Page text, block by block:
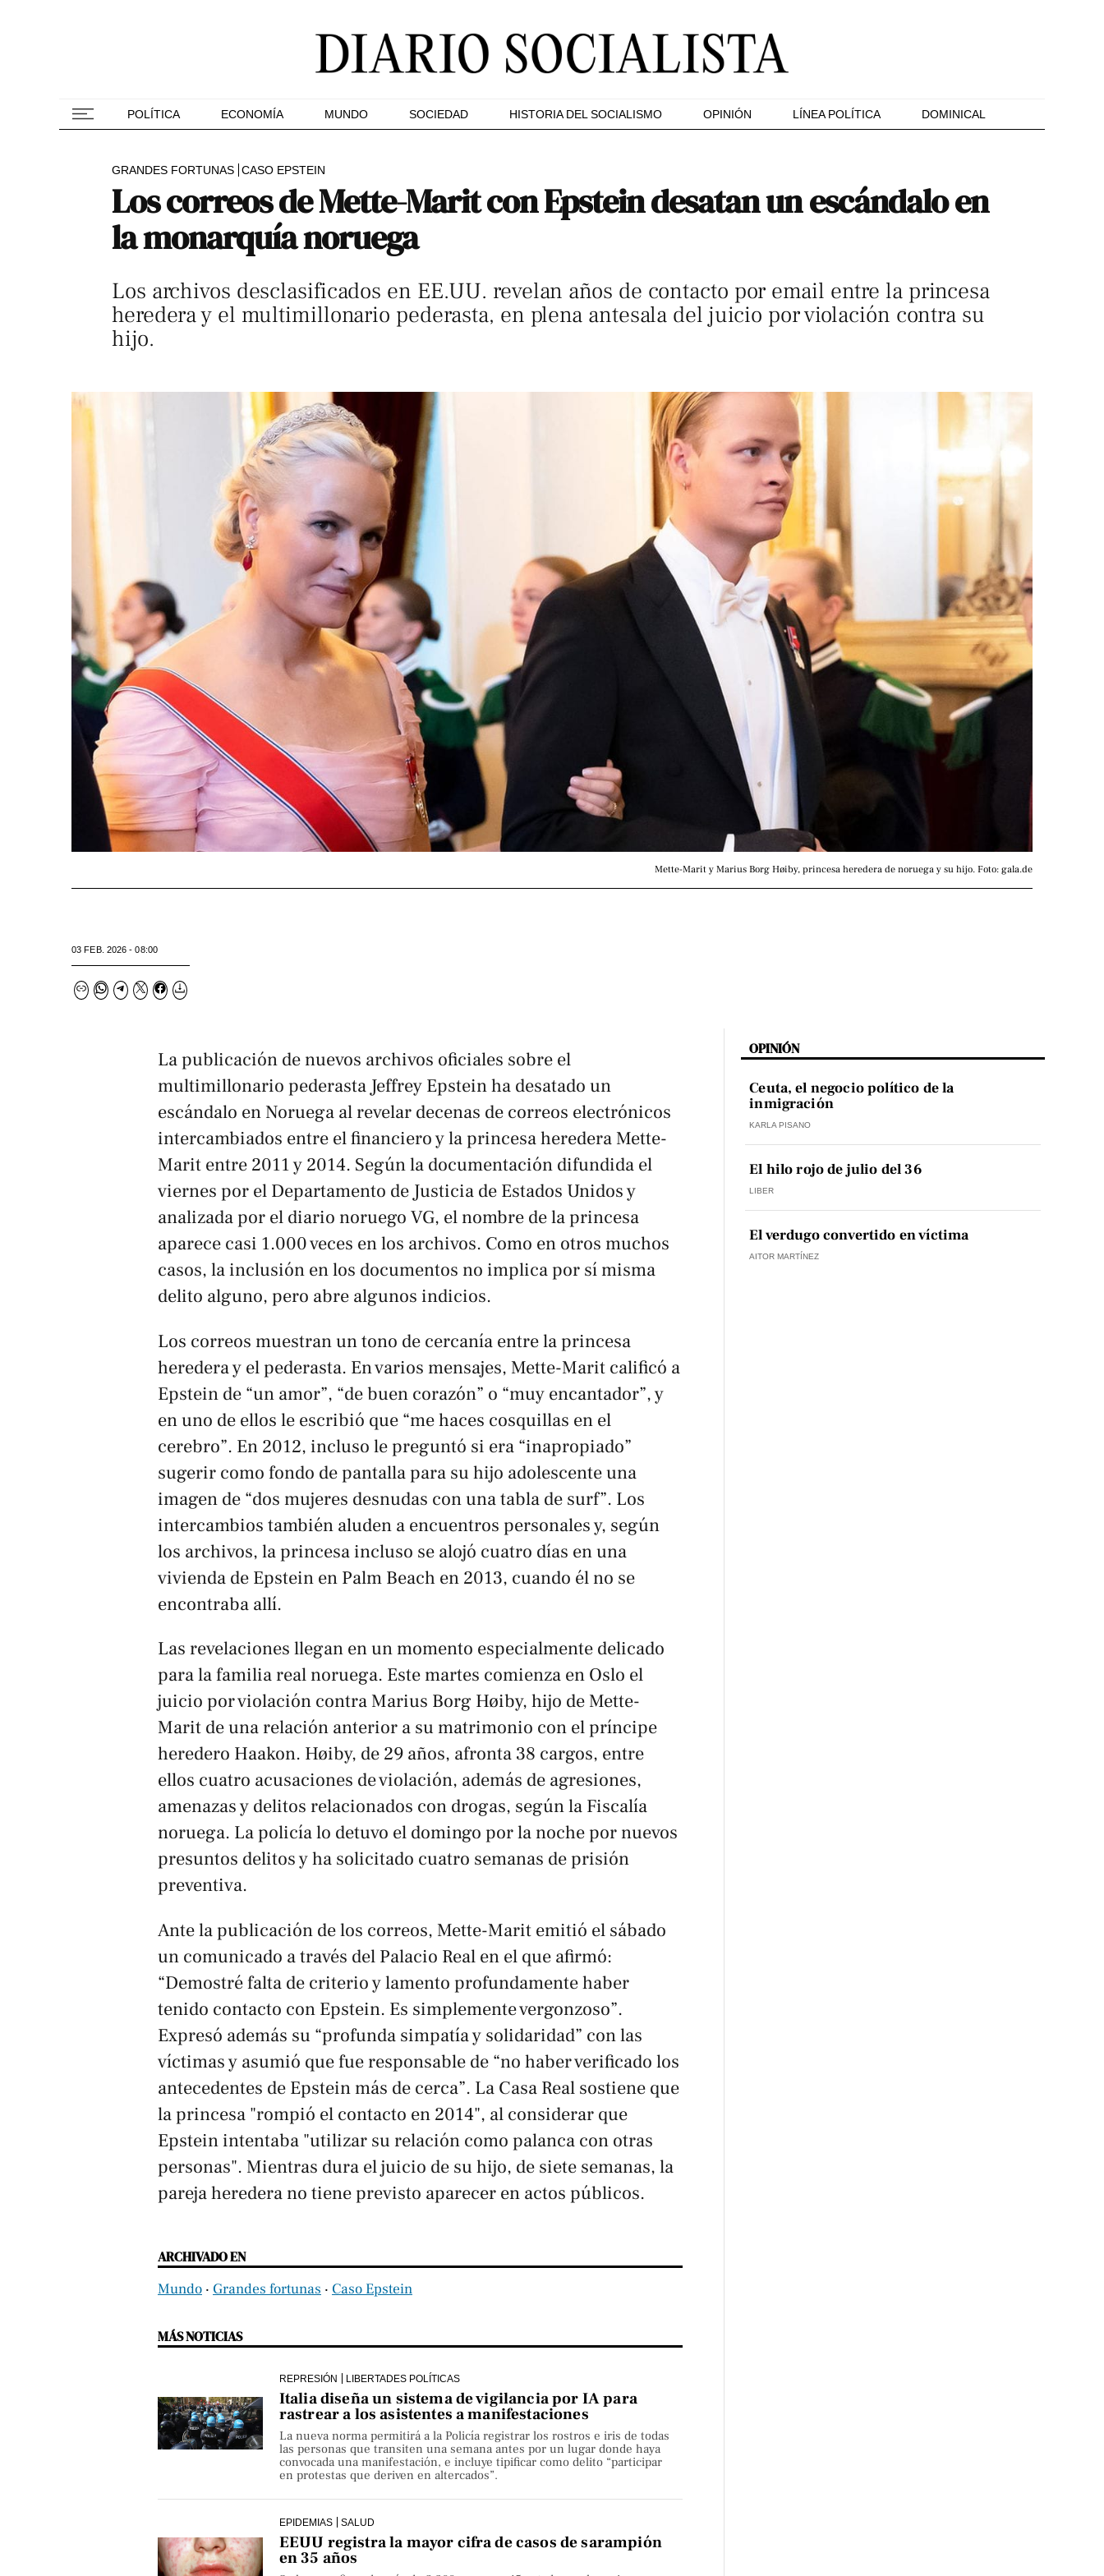
POLÍTICA ECONOMÍA MUNDO SOCIEDAD HISTORIA DEL SOCIALISMO OPINIÓN LÍNEA POLÍTICA DOMINICAL
GRANDES FORTUNAS CASO EPSTEIN
Los correos de Mette-Marit con Epstein desatan un escándalo en
la monarquía noruega
Los archivos desclasificados en EE.UU. revelan años de contacto por email entre la princesa
heredera y el multimillonario pederasta, en plena antesala del juicio por violación contra su
hijo.
Mette-Marit y Marius Borg Høiby, princesa heredera de noruega y su hijo. Foto: gala.de
03 FEB. 2026 - 08:00
La publicación de nuevos archivos oficiales sobre el
multimillonario pederasta Jeffrey Epstein ha desatado un
escándalo en Noruega al revelar decenas de correos electrónicos
intercambiados entre el financiero y la princesa heredera Mette-
Marit entre 2011 y 2014. Según la documentación difundida el
viernes por el Departamento de Justicia de Estados Unidos y
analizada por el diario noruego VG, el nombre de la princesa
aparece casi 1.000 veces en los archivos. Como en otros muchos
casos, la inclusión en los documentos no implica por sí misma
delito alguno, pero abre algunos indicios.
Los correos muestran un tono de cercanía entre la princesa
heredera y el pederasta. En varios mensajes, Mette-Marit calificó a
Epstein de “un amor”, “de buen corazón” o “muy encantador”, y
en uno de ellos le escribió que “me haces cosquillas en el
cerebro”. En 2012, incluso le preguntó si era “inapropiado”
sugerir como fondo de pantalla para su hijo adolescente una
imagen de “dos mujeres desnudas con una tabla de surf”. Los
intercambios también aluden a encuentros personales y, según
los archivos, la princesa incluso se alojó cuatro días en una
vivienda de Epstein en Palm Beach en 2013, cuando él no se
encontraba allí.
Las revelaciones llegan en un momento especialmente delicado
para la familia real noruega. Este martes comienza en Oslo el
juicio por violación contra Marius Borg Høiby, hijo de Mette-
Marit de una relación anterior a su matrimonio con el príncipe
heredero Haakon. Høiby, de 29 años, afronta 38 cargos, entre
ellos cuatro acusaciones de violación, además de agresiones,
amenazas y delitos relacionados con drogas, según la Fiscalía
noruega. La policía lo detuvo el domingo por la noche por nuevos
presuntos delitos y ha solicitado cuatro semanas de prisión
preventiva.
Ante la publicación de los correos, Mette-Marit emitió el sábado
un comunicado a través del Palacio Real en el que afirmó:
“Demostré falta de criterio y lamento profundamente haber
tenido contacto con Epstein. Es simplemente vergonzoso”.
Expresó además su “profunda simpatía y solidaridad” con las
víctimas y asumió que fue responsable de “no haber verificado los
antecedentes de Epstein más de cerca”. La Casa Real sostiene que
la princesa "rompió el contacto en 2014", al considerar que
Epstein intentaba "utilizar su relación como palanca con otras
personas". Mientras dura el juicio de su hijo, de siete semanas, la
pareja heredera no tiene previsto aparecer en actos públicos.
ARCHIVADO EN
Mundo ‧ Grandes fortunas ‧ Caso Epstein
MÁS NOTICIAS
REPRESIÓN LIBERTADES POLÍTICAS
Italia diseña un sistema de vigilancia por IA para
rastrear a los asistentes a manifestaciones
La nueva norma permitirá a la Policía registrar los rostros e iris de todas
las personas que transiten una semana antes por un lugar donde haya
convocada una manifestación, e incluye tipificar como delito “participar
en protestas que deriven en altercados”.
EPIDEMIAS SALUD
EEUU registra la mayor cifra de casos de sarampión
en 35 años
OPINIÓN
Ceuta, el negocio político de la
inmigración
KARLA PISANO
El hilo rojo de julio del 36
LIBER
El verdugo convertido en víctima
AITOR MARTÍNEZ